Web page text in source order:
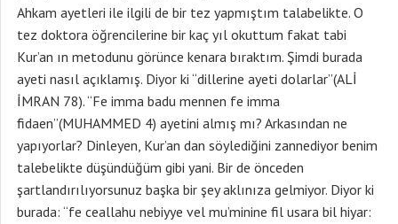
Ahkam ayetleri ile ilgili de bir tez yapmıştım talabelikte. O
tez doktora öğrencilerine bir kaç yıl okuttum fakat tabi
Kur’an ın metodunu görünce kenara bıraktım. Şimdi burada
ayeti nasıl açıklamış. Diyor ki “dillerine ayeti dolarlar”(ALİ
İMRAN 78). “Fe imma badu mennen fe imma
fidaen”(MUHAMMED 4) ayetini almış mı? Arkasından ne
yapıyorlar? Dinleyen, Kur’an dan söylediğini zannediyor benim
talebelikte düşündüğüm gibi yani. Bir de önceden
şartlandırılıyorsunuz başka bir şey aklınıza gelmiyor. Diyor ki
burada: “fe ceallahu nebiyye vel mu’minine fil usara bil hiyar: